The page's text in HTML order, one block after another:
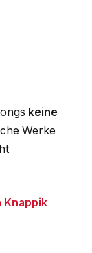
keine
Werke
Knappik